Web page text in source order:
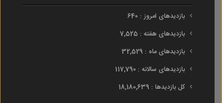
بازدیدهای امروز : 640
بازدیدهای هفته : 7,525
بازدیدهای ماه : 32,529
بازدیدهای سالانه : 117,790
کل بازدیدها : 18,180,639